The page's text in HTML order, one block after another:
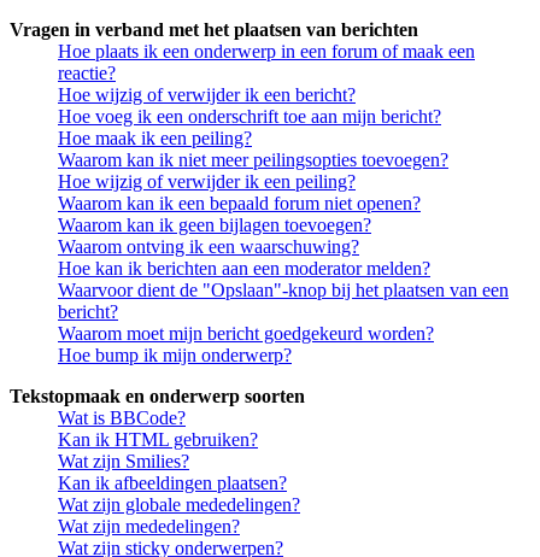
Vragen in verband met het plaatsen van berichten
Hoe plaats ik een onderwerp in een forum of maak een
reactie?
Hoe wijzig of verwijder ik een bericht?
Hoe voeg ik een onderschrift toe aan mijn bericht?
Hoe maak ik een peiling?
Waarom kan ik niet meer peilingsopties toevoegen?
Hoe wijzig of verwijder ik een peiling?
Waarom kan ik een bepaald forum niet openen?
Waarom kan ik geen bijlagen toevoegen?
Waarom ontving ik een waarschuwing?
Hoe kan ik berichten aan een moderator melden?
Waarvoor dient de "Opslaan"-knop bij het plaatsen van een
bericht?
Waarom moet mijn bericht goedgekeurd worden?
Hoe bump ik mijn onderwerp?
Tekstopmaak en onderwerp soorten
Wat is BBCode?
Kan ik HTML gebruiken?
Wat zijn Smilies?
Kan ik afbeeldingen plaatsen?
Wat zijn globale mededelingen?
Wat zijn mededelingen?
Wat zijn sticky onderwerpen?